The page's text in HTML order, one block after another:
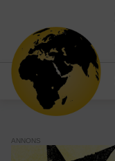
ANNONS